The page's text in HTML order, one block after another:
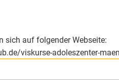
sich auf folgender Webseite:
viskurse-adoleszenter-